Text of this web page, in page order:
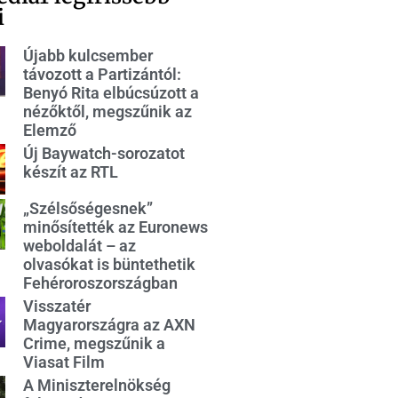
Újabb kulcsember
távozott a Partizántól:
Benyó Rita elbúcsúzott a
nézőktől, megszűnik az
Elemző
Új Baywatch-sorozatot
készít az RTL
„Szélsőségesnek”
minősítették az Euronews
weboldalát – az
olvasókat is büntethetik
Fehéroroszországban
Visszatér
Magyarországra az AXN
Crime, megszűnik a
Viasat Film
A Miniszterelnökség